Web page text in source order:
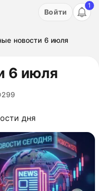
на 3 дня!
Войти
1
новости 6 июля
6 июля
299
дня